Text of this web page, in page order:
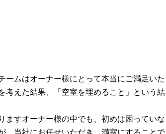
ームはオーナー様にとって本当にご満足いた
考えた結果、「空室を埋めること」という結
ますオーナー様の中でも、初めは困っていな